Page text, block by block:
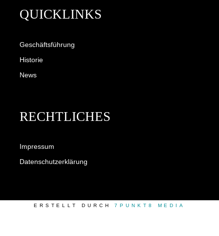
QUICKLINKS
Geschäftsführung
Historie
News
RECHTLICHES
Impressum
Datenschutzerklärung
ERSTELLT DURCH7PUNKT8 MEDIA